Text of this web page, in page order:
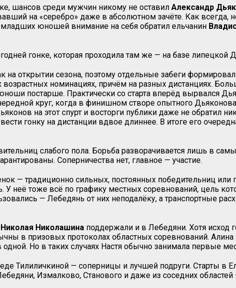
шансов среди мужчин никому не оставил Александр
на «серебро» даже в абсолютном зачёте. Как всегда,
юношей внимание на себя обратил ельчанин
гонке, которая проходила там же — на базе
на открытии сезона, поэтому отдельные забеги
номинациях, причём на разных дистанциях.
постарше. Практически со старта вперёд вырвался
круг, когда в финишном створе опытного
на этот спурт и восторги публики даже не обратил
гонку на дистанции вдвое длиннее. В итоге его
слабого пола. Борьба разворачивается лишь в
Соперничества нет, главное — участие.
— традиционно сильных, постоянных победительниц
У неё тоже всё по графику местных соревнований, цель
— Лебедянь от них неподалёку, а транспортные
Николая Николашина поддержали и в Лебедяни. Хотя исход
в призовых протоколах областных соревнований.
Но в таких случаях Настя обычно занимала первые
Тилиличкиной — соперницы и лучшей подруги. Старты в
Измалково, Станового и даже из соседних